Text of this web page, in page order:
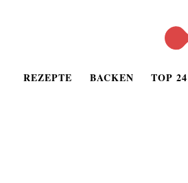
REZEPTE BACKEN TOP 24